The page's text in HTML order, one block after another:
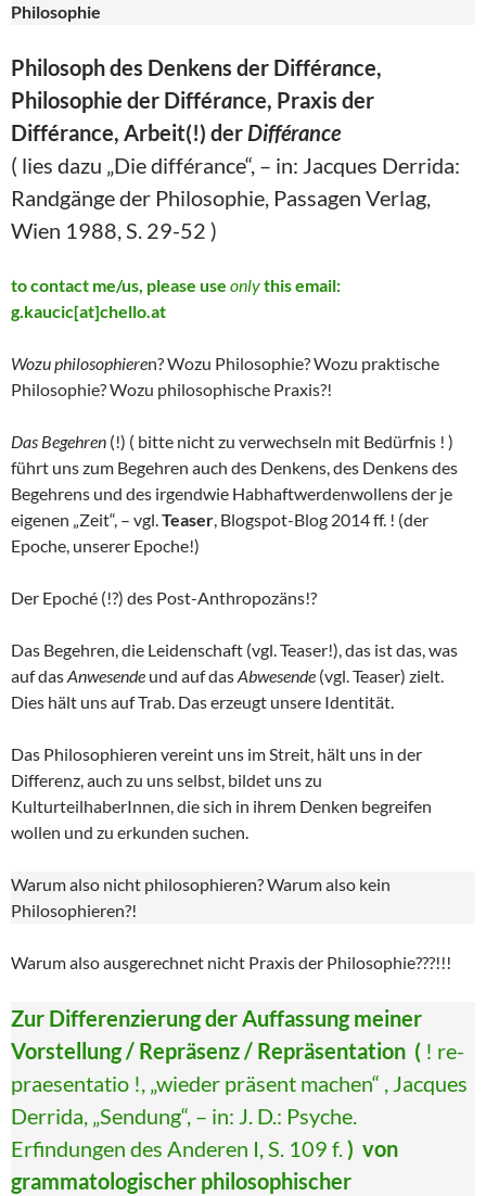
Philosophie
Philosoph des Denkens der Différance,
Philosophie der Différance, Praxis der
Différance, Arbeit(!) derDifférance
( lies dazu „Die différance“, – in: Jacques Derrida:
Randgänge der Philosophie, Passagen Verlag,
Wien 1988, S. 29-52 )
to contact me/us, please use onlythis email:
g.kaucic[at]chello.at
Wozu philosophieren? Wozu Philosophie? Wozu praktische
Philosophie? Wozu philosophische Praxis?!
Das Begehren (!) ( bitte nicht zu verwechseln mit Bedürfnis ! )
führt uns zum Begehren auch des Denkens, des Denkens des
Begehrens und des irgendwie Habhaftwerdenwollens der je
eigenen „Zeit“, – vgl.Teaser, Blogspot-Blog 2014 ff. ! (der
Epoche, unserer Epoche!)
Der Epoché (!?) des Post-Anthropozäns!?
Das Begehren, die Leidenschaft (vgl. Teaser!), das ist das, was
auf dasAnwesende und auf dasAbwesende (vgl. Teaser) zielt.
Dies hält uns auf Trab. Das erzeugt unsere Identität.
Das Philosophieren vereint uns im Streit, hält uns in der
Differenz, auch zu uns selbst, bildet uns zu
KulturteilhaberInnen, die sich in ihrem Denken begreifen
wollen und zu erkunden suchen.
Warum also nicht philosophieren? Warum also kein
Philosophieren?!
Warum also ausgerechnet nicht Praxis der Philosophie???!!!
Zur Differenzierung der Auffassung meiner
Vorstellung / Repräsenz / Repräsentation ( ! re-
praesentatio !, „wieder präsent machen“ , Jacques
Derrida, „Sendung“, – in: J. D.: Psyche.
Erfindungen des Anderen I, S. 109 f.) von
grammatologischer philosophischer